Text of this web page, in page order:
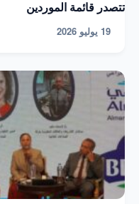
تتصدر قائمة الموردين
19 يوليو 2026